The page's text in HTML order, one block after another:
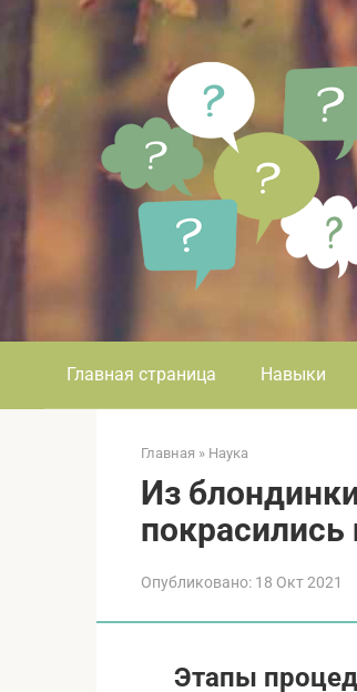
Главная страница Навыки
Главная » Наука
Из
Опубликовано: 18 Окт 2021
Этапы